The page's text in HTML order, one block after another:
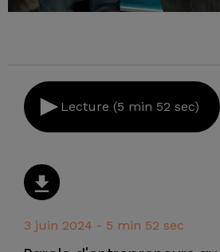
Lecture (5 min 52 sec)
3 juin 2024 - 5 min 52 sec